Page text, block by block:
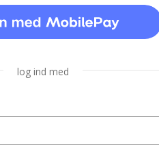
log ind med